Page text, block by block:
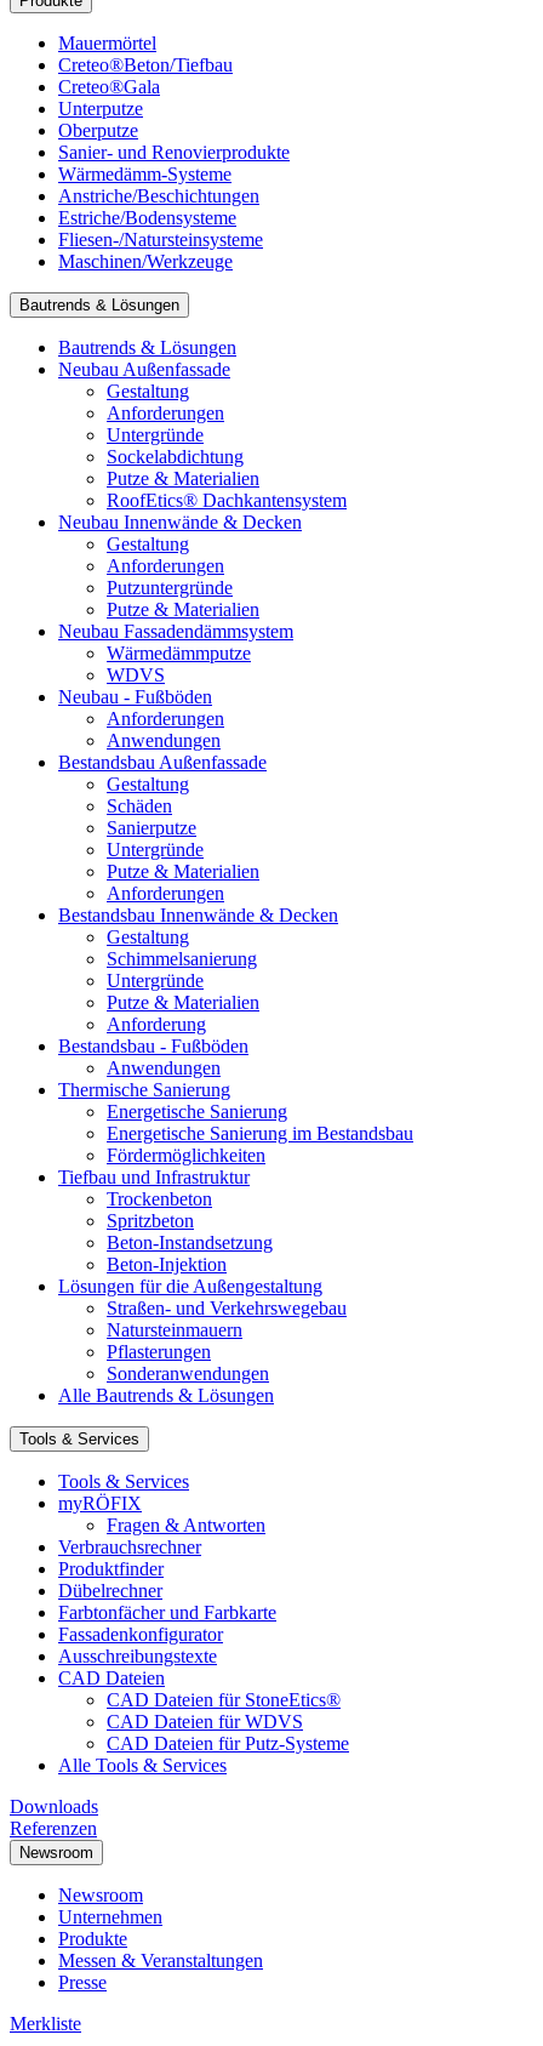
Mauermörtel
Creteo®Beton/Tiefbau
Creteo®Gala
Unterputze
Oberputze
Sanier- und Renovierprodukte
Wärmedämm-Systeme
Anstriche/Beschichtungen
Estriche/Bodensysteme
Fliesen-/Natursteinsysteme
Maschinen/Werkzeuge
Bautrends & Lösungen
Bautrends & Lösungen
Neubau Außenfassade
Gestaltung
Anforderungen
Untergründe
Sockelabdichtung
Putze & Materialien
RoofEtics® Dachkantensystem
Neubau Innenwände & Decken
Gestaltung
Anforderungen
Putzuntergründe
Putze & Materialien
Neubau Fassadendämmsystem
Wärmedämmputze
WDVS
Neubau - Fußböden
Anforderungen
Anwendungen
Bestandsbau Außenfassade
Gestaltung
Schäden
Sanierputze
Untergründe
Putze & Materialien
Anforderungen
Bestandsbau Innenwände & Decken
Gestaltung
Schimmelsanierung
Untergründe
Putze & Materialien
Anforderung
Bestandsbau - Fußböden
Anwendungen
Thermische Sanierung
Energetische Sanierung
Energetische Sanierung im Bestandsbau
Fördermöglichkeiten
Tiefbau und Infrastruktur
Trockenbeton
Spritzbeton
Beton-Instandsetzung
Beton-Injektion
Lösungen für die Außengestaltung
Straßen- und Verkehrswegebau
Natursteinmauern
Pflasterungen
Sonderanwendungen
Alle Bautrends & Lösungen
Tools & Services
Tools & Services
myRÖFIX
Fragen & Antworten
Verbrauchsrechner
Produktfinder
Dübelrechner
Farbtonfächer und Farbkarte
Fassadenkonfigurator
Ausschreibungstexte
CAD Dateien
CAD Dateien für StoneEtics®
CAD Dateien für WDVS
CAD Dateien für Putz-Systeme
Alle Tools & Services
Downloads
Referenzen
Newsroom
Newsroom
Unternehmen
Produkte
Messen & Veranstaltungen
Presse
Merkliste